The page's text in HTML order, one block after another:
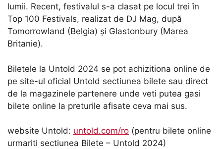
lumii. Recent, festivalul s-a clasat pe locul trei în
Top 100 Festivals, realizat de DJ Mag, după
Tomorrowland (Belgia) și Glastonbury (Marea
Britanie).
Biletele la Untold 2024 se pot achizitiona online de
pe site-ul oficial Untold sectiunea bilete sau direct
de la magazinele partenere unde veti putea gasi
bilete online la preturile afisate ceva mai sus.
website Untold: untold.com/ro (pentru bilete online
urmariti sectiunea Bilete – Untold 2024)